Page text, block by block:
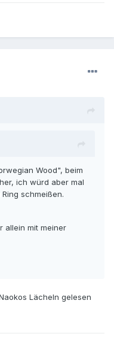
Wood", beim
ich würd aber mal
schmeißen.
allein mit meiner
Lächeln gelesen